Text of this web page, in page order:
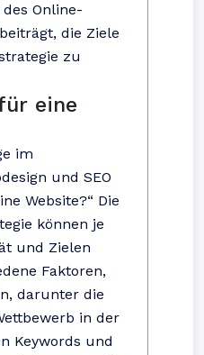
Online-
die Ziele
zu
eine
im
und SEO
Website?“ Die
können je
und Zielen
Faktoren,
darunter die
in der
Keywords und